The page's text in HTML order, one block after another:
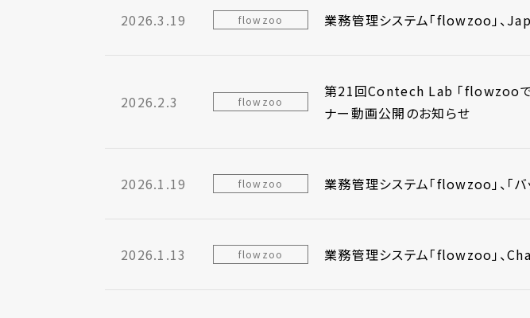
2026.3.19 flowzoo 業務管理システム「flowzoo」、
2026.2.3 flowzoo
第21回Contech Lab 「flowzooで
ナー動画公開のお知らせ
2026.1.19 flowzoo 業務管理システム「flowzoo」、「
2026.1.13 flowzoo 業務管理システム「flowzoo」、